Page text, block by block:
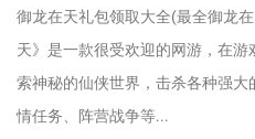
御龙在天礼包领取大全(最全御龙
天》是一款很受欢迎的网游，在
索神秘的仙侠世界，击杀各种强大
情任务、阵营战争等...